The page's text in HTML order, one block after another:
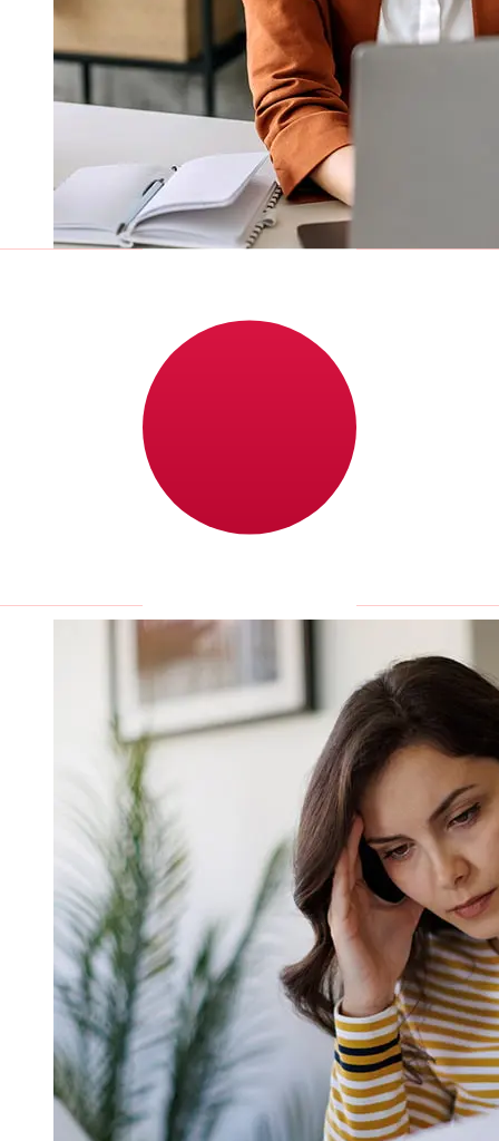
Qual a velocidade de uma
transferência de BMO CAD para JPY
Os prazos de entrega para transferências internacionais
com BMO de Canadá para Japão variam de acordo com
o método de pagamento e o horário da transação.
Normalmente, as transferências bancárias
internacionais levam de 1 a 5 dias úteis. Fatores como